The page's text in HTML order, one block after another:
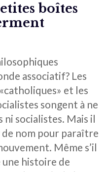
boîtes
associatif? Les
et les
songent à ne
socialistes. Mais il
nom pour paraître
Même s’il
histoire de